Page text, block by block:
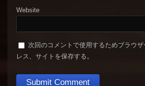
Website
次回のコメントで使用するためブラウ
レス、サイトを保存する。